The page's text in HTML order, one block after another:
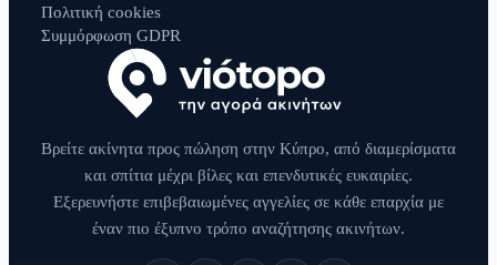
Πολιτική cookies
Συμμόρφωση GDPR
Βρείτε ακίνητα προς πώληση στην Κύπρο, από διαμερίσματα
και σπίτια μέχρι βίλες και επενδυτικές ευκαιρίες.
Εξερευνήστε επιβεβαιωμένες αγγελίες σε κάθε επαρχία με
έναν πιο έξυπνο τρόπο αναζήτησης ακινήτων.